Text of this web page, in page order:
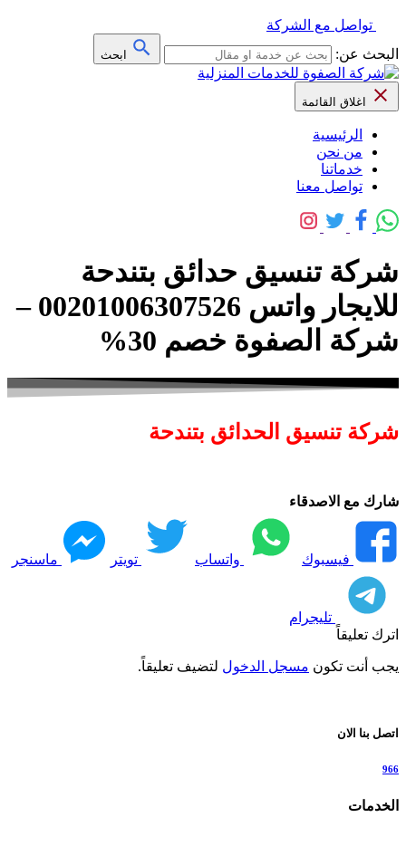
تواصل مع الشركة
البحث عن:
ابحث
اغلاق القائمة
الرئيسية
من نحن
خدماتنا
تواصل معنا
شركة تنسيق حدائق بتندحة
للايجار واتس 00201006307526 –
شركة الصفوة خصم 30%
شركة تنسيق الحدائق بتندحة
شارك مع الاصدقاء
فيسبوك واتساب تويتر ماسنجر
تليجرام
اترك تعليقاً
يجب أنت تكون مسجل الدخول لتضيف تعليقاً.
اتصل بنا الان
966
الخدمات